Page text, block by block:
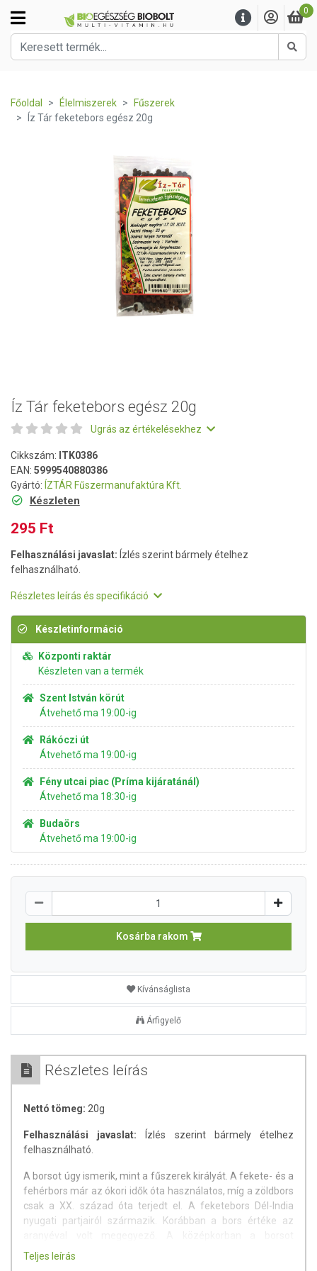
0
Főoldal Élelmiszerek
Fűszerek
Íz Tár feketebors egész 20g
Íz Tár feketebors egész 20g
Ugrás az értékelésekhez
Cikkszám: ITK0386
EAN: 5999540880386
Gyártó: ÍZTÁR Fűszermanufaktúra Kft.
Készleten
295 Ft
Felhasználási javaslat: Ízlés szerint bármely ételhez
felhasználható.
Részletes leírás és specifikáció
Készletinformáció
Központi raktár
Készleten van a termék
Szent István körút
Átvehető ma 19:00-ig
Rákóczi út
Átvehető ma 19:00-ig
Fény utcai piac (Príma kijáratánál)
Átvehető ma 18:30-ig
Budaörs
Átvehető ma 19:00-ig
Kosárba rakom
Kívánságlista
Árfigyelő
Részletes leírás
Nettó tömeg: 20g
Felhasználási javaslat: Ízlés szerint bármely ételhez
felhasználható.
A borsot úgy ismerik, mint a fűszerek királyát. A fekete- és a
fehérbors már az ókori idők óta használatos, míg a zöldbors
csak a XX. század óta terjedt el. A feketebors Dél-India
nyugati partjairól származik. Korábban a bors értéke az
fizetőeszközként is használták például a bérleti díj, adó vagy
hozomány kifizetéséhez. Napjainkban a fűszer fő
Teljes leírás